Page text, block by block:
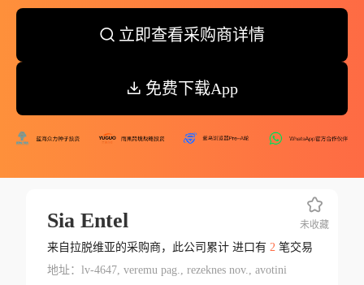
立即查看采购商详情
免费下载App
Sia Entel
来自拉脱维亚的采购商，此公司累计 进口有 2笔交易
地址：lv-4647, veremu pag., rezeknes nov., avotini
未收藏